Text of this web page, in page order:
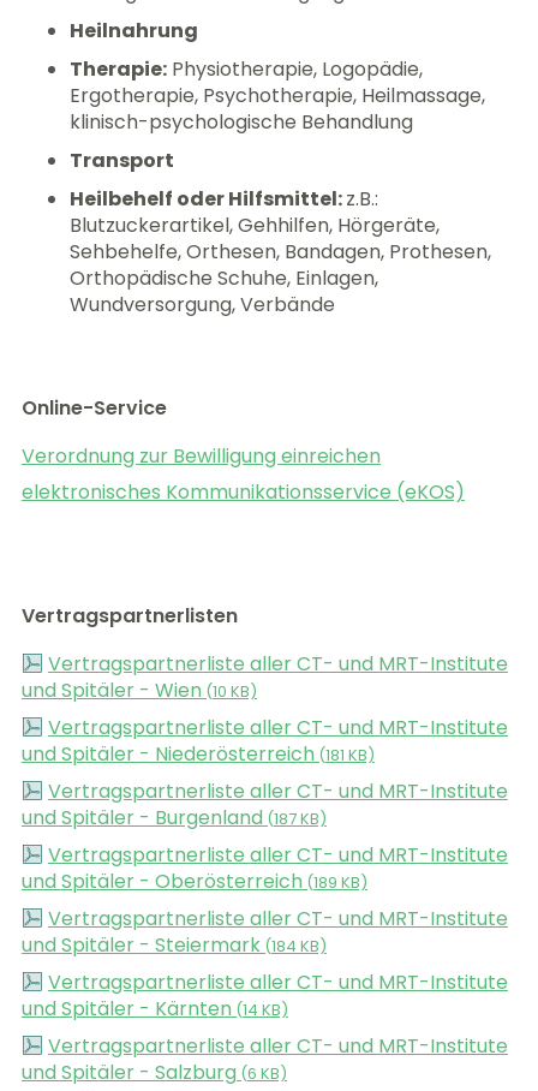
Heilnahrung
Therapie:Physiotherapie, Logopädie,
Ergotherapie, Psychotherapie, Heilmassage,
klinisch-psychologische Behandlung
Transport
Heilbehelf oder Hilfsmittel:z.B.:
Blutzuckerartikel, Gehhilfen, Hörgeräte,
Sehbehelfe, Orthesen, Bandagen, Prothesen,
Orthopädische Schuhe, Einlagen,
Wundversorgung, Verbände
Online-Service
Verordnung zur Bewilligung einreichen
elektronisches Kommunikationsservice (eKOS)
Vertragspartnerlisten
Vertragspartnerliste aller CT- und MRT-Institute
und Spitäler - Wien (10 KB)
Vertragspartnerliste aller CT- und MRT-Institute
und Spitäler - Niederösterreich (181 KB)
Vertragspartnerliste aller CT- und MRT-Institute
und Spitäler - Burgenland (187 KB)
Vertragspartnerliste aller CT- und MRT-Institute
und Spitäler - Oberösterreich (189 KB)
Vertragspartnerliste aller CT- und MRT-Institute
und Spitäler - Steiermark(184 KB)
Vertragspartnerliste aller CT- und MRT-Institute
und Spitäler - Kärnten (14 KB)
Vertragspartnerliste aller CT- und MRT-Institute
und Spitäler - Salzburg (6 KB)